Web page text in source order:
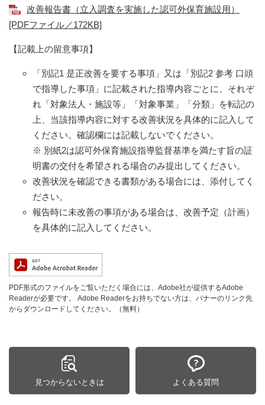
改善報告書（立入調査を実施した認可外保育施設用）
[PDFファイル／172KB]
【記載上の留意事項】
「別記1 是正改善を要する事項」又は「別記2 参考 口頭
で指導した事項」に記載された指導内容ごとに、それぞ
れ「対象法人・施設等」「対象事業」「分類」を転記の
上、当該指導内容に対する改善状況を具体的に記入して
ください。確認欄には記載しないでください。
※ 別紙2は認可外保育施設指導監督基準を満たす旨の証
明書の交付を希望される場合のみ提出してください。
改善状況を確認できる書類がある場合には、添付してく
ださい。
報告時に未改善の事項がある場合は、改善予定（計画）
を具体的に記入してください。
PDF形式のファイルをご覧いただく場合には、Adobe社が提供するAdobe
Readerが必要です。
Adobe Readerをお持ちでない方は、バナーのリンク先
からダウンロードしてください。（無料）
見つからないときは よくある質問